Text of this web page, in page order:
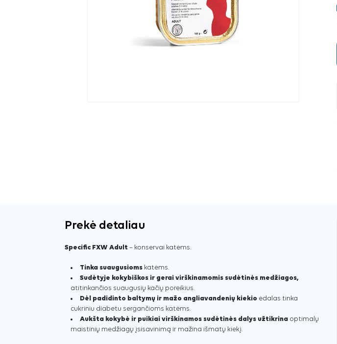
Prekė detaliau
Specific FXW Adult – konservai katėms.
Tinka suaugusioms katėms.
Sudėtyje kokybiškos ir gerai virškinamomis sudėtinės medžiagos,
atitinkančios suaugusių kačių poreikius.
Dėl padidinto baltymų ir mažo angliavandenių kiekio ėdalas tinka
cukriniu diabetu sergančioms katėms.
Aukšta kokybė ir puikiai virškinamos sudėtinės dalys užtikrina optimalų
maistinių medžiagų įsisavinimą ir mažina išmatų kiekį.